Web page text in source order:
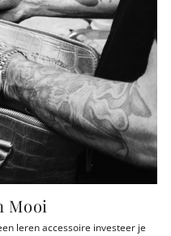
Mooi
leren accessoire investeer je